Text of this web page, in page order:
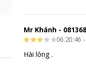
Mr Khánh-
06:20:46
Hài lòng .